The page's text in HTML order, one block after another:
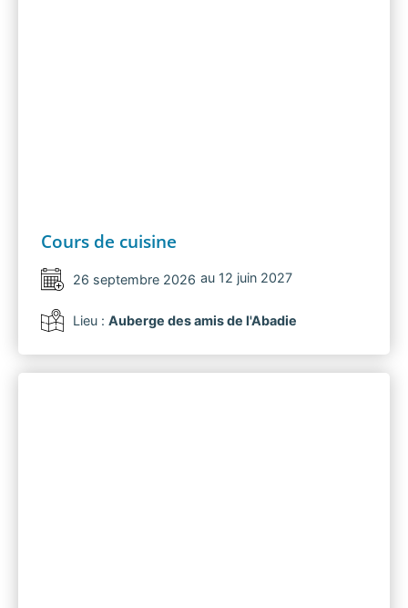
Cours de cuisine
26 septembre 2026 au 12 juin 2027
Lieu : Auberge des amis de l'Abadie